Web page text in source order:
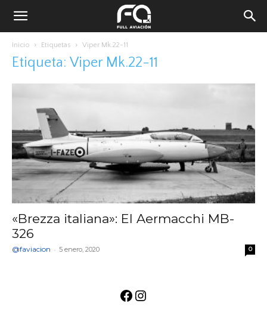
Inicio Etiquetas Viper Mk.22-11
Etiqueta: Viper Mk.22-11
«Brezza italiana»: El Aermacchi MB-
326
@faviacion - 5 enero, 2020 0
Facebook
Instagram